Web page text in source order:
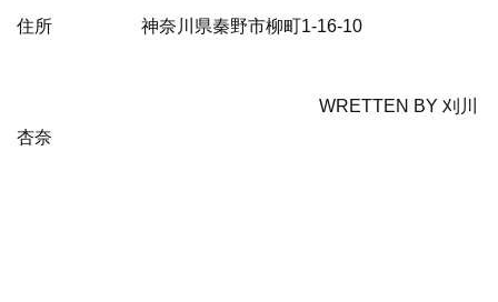
住所 神奈川県秦野市柳町1-16-10
WRETTEN BY 刈川
杏奈